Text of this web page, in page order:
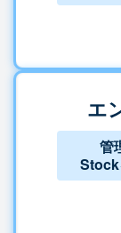
エ
管
Stock